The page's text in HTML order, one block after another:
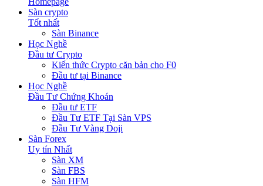
Sàn crypto
Tốt nhất
Sàn Binance
Học Nghề
Đầu tư Crypto
Kiến thức Crypto căn bản cho F0
Đầu tư tại Binance
Học Nghề
Đầu Tư Chứng Khoán
Đầu tư ETF
Đầu Tư ETF Tại Sàn VPS
Đầu Tư Vàng Doji
Sàn Forex
Uy tín Nhất
Sàn XM
Sàn FBS
Sàn HFM